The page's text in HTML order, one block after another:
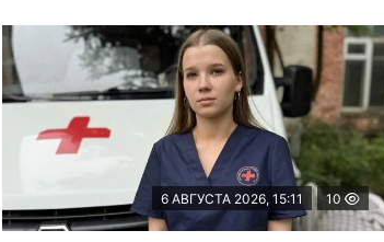
6 АВГУСТА 2026, 15:11 10